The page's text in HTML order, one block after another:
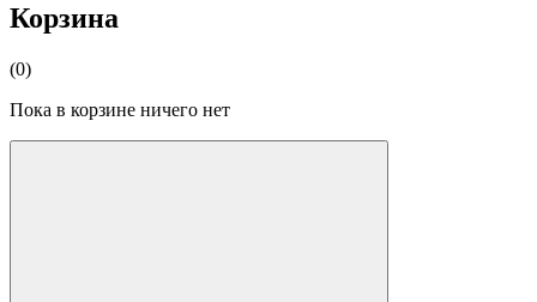
Корзина
(0)
Пока в корзине ничего нет